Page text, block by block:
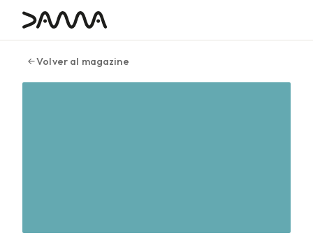
contenido
Volver al magazine